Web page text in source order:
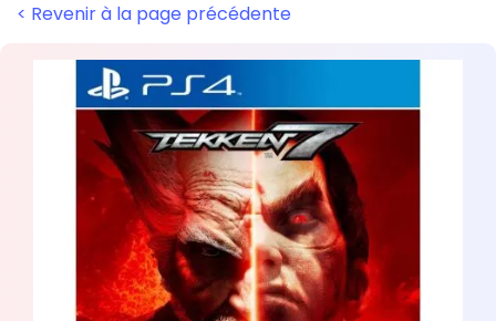
< Revenir à la page précédente